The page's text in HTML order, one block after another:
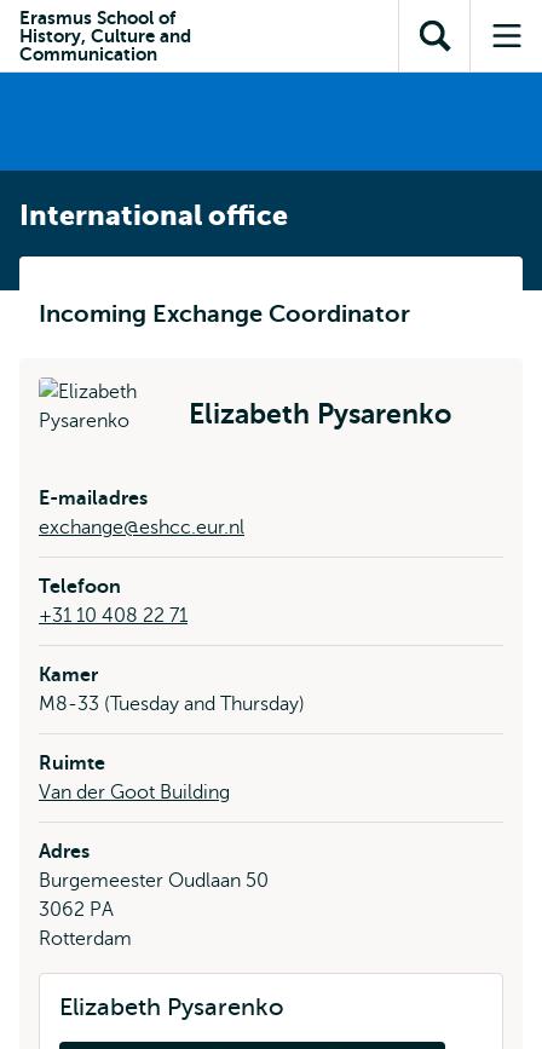
inhoud
Direct naar
subnavigatie
Erasmus School of
History, Culture and
Communication
Toon
zoekveld
International office
Incoming Exchange Coordinator
Elizabeth Pysarenko
E-mailadres
exchange@eshcc.eur.nl
Telefoon
+31 10 408 22 71
Kamer
M8-33 (Tuesday and Thursday)
Ruimte
Van der Goot Building
Adres
Burgemeester Oudlaan 50
3062 PA
Rotterdam
Elizabeth Pysarenko